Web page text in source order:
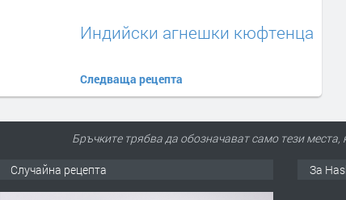
Индийски агнешки кюфтенца
Следваща рецепта
Бръчките трябва да обозначават само тези
Случайна рецепта За